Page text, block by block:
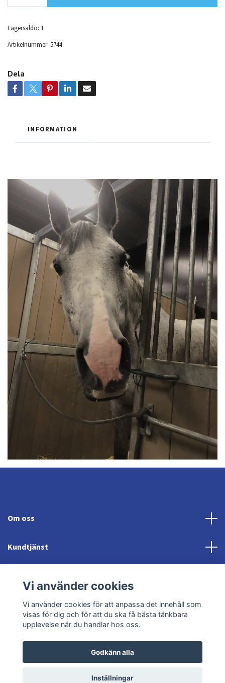
Lagersaldo: 1
Artikelnummer: 5744
Dela
INFORMATION
Om oss
Kundtjänst
Sociala medier
© 2026 Jonröds EquishopPowered by Quickbutik
Vi använder cookies
Vi använder cookies för att anpassa det innehåll som
visas för dig och för att du ska få bästa tänkbara
upplevelse när du handlar hos oss.
Godkänn alla
Inställningar